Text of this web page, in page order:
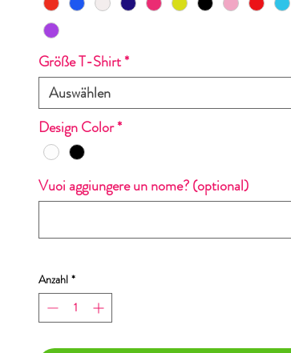
Größe T-Shirt*
Auswählen
Design Color*
Vuoi aggiungere un nome? (optional)
Anzahl *